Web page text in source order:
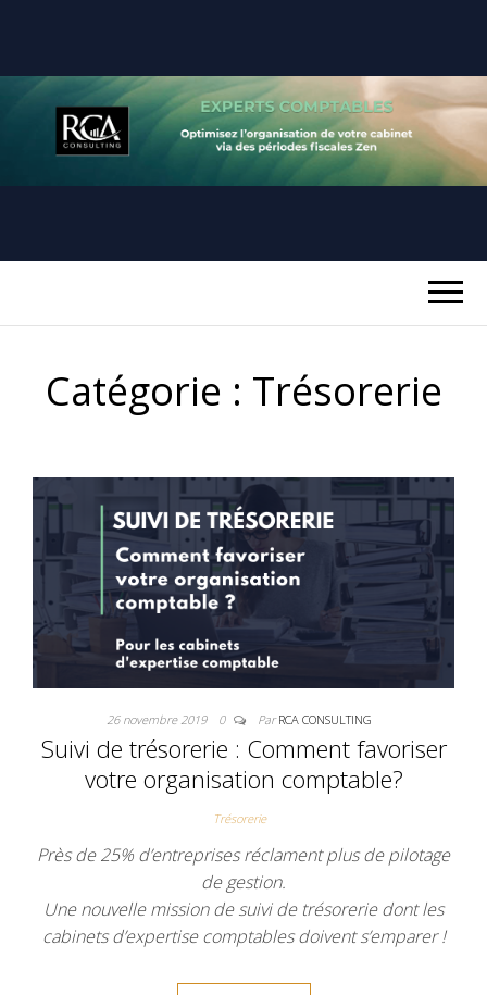
RCA
CONSULTING
REUSSIR SA PERIODE FISCALE
Catégorie : Trésorerie
26 novembre 2019 0 ParRCA CONSULTING
Suivi de trésorerie : Comment favoriser
votre organisation comptable?
Trésorerie
Près de 25% d’entreprises réclament plus de pilotage
de gestion.
Une nouvelle mission de suivi de trésorerie dont les
cabinets d’expertise comptables doivent s’emparer !